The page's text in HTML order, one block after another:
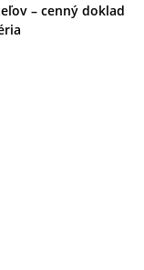
– cenný doklad